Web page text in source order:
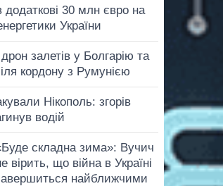
30 млн євро на
України
залетів у Болгарію та
кордону з Румунією
Нікополь: згорів
водій
складна зима»: Вучич
вірить, що війна в Україні
найближчими